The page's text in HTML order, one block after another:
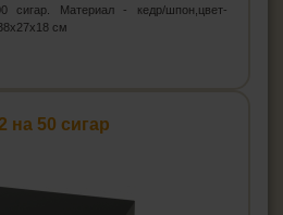
сигар. Материал - кедр/шпон,цвет-
см
на 50 сигар